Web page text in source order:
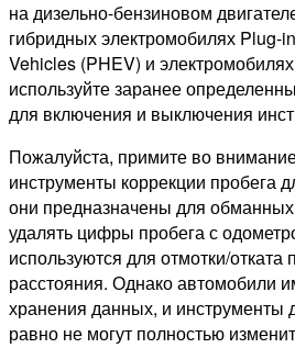
на дизельно-бензиновом
гибридных электромобилях Plug-
Vehicles (PHEV) и
используйте заранее
для включения и выключения
Пожалуйста, примите во
инструменты коррекции пробега
они предназначены для обманных
удалять цифры пробега с
используются для отмотки/отката
расстояния. Однако автомобили
хранения данных, и инструменты
равно не могут полностью